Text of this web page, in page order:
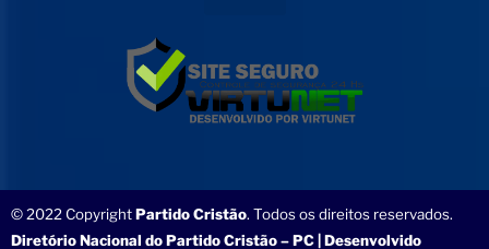
© 2022 CopyrightPartido Cristão. Todos os direitos reservados.
Diretório Nacional do Partido Cristão – PC | Desenvolvido